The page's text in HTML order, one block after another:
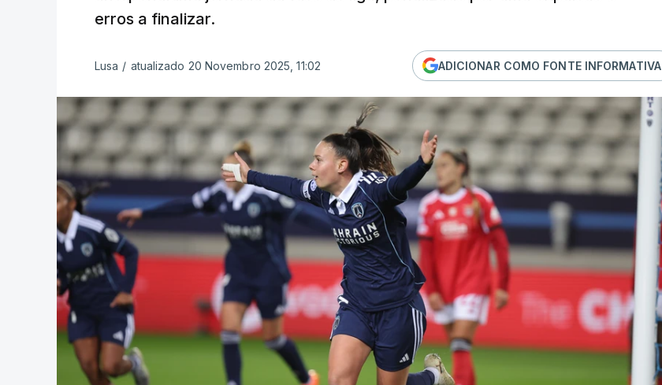
erros a finalizar.
Lusa / atualizado 20 Novembro 2025, 11:02 ADICIONAR COMO FONTE INFORMATIVA